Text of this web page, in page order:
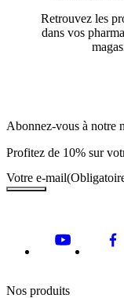
Retrouvez les
dans vos
Abonnez-vous à notre
Profitez de 10% sur
Votre e-mail
Nos produits